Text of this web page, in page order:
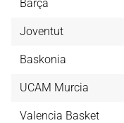
Barça
Joventut
Baskonia
UCAM Murcia
Valencia Basket